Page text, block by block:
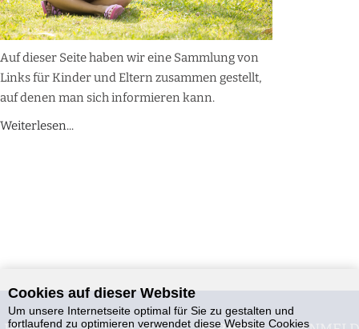
Auf dieser Seite haben wir eine Sammlung von
Links für Kinder und Eltern zusammen gestellt,
auf denen man sich informieren kann.
Weiterlesen...
Cookies auf dieser Website
Um unsere Internetseite optimal für Sie zu gestalten und
fortlaufend zu optimieren verwendet diese Website Cookies